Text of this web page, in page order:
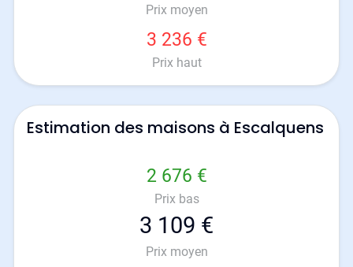
Prix moyen
3 236 €
Prix haut
Estimation des maisons à Escalquens
2 676 €
Prix bas
3 109 €
Prix moyen